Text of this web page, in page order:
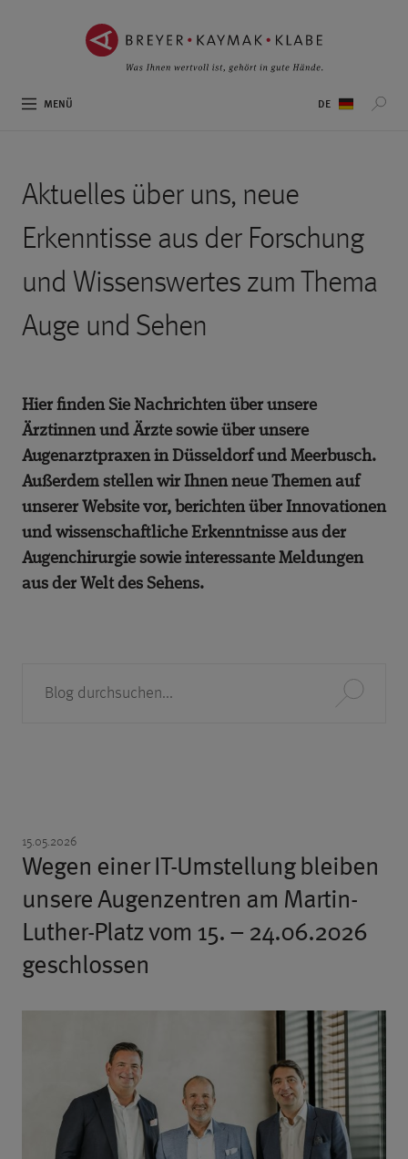
MENÜ
Aktuelles über uns, neue
Erkenntisse aus der Forschung
und Wissenswertes zum Thema
Auge und Sehen
Hier finden Sie Nachrichten über unsere
Ärztinnen und Ärzte sowie über unsere
Augenarztpraxen in Düsseldorf und Meerbusch.
Außerdem stellen wir Ihnen neue Themen auf
unserer Website vor, berichten über Innovationen
und wissenschaftliche Erkenntnisse aus der
Augenchirurgie sowie interessante Meldungen
aus der Welt des Sehens.
15.05.2026
Wegen einer IT-Umstellung bleiben
unsere Augenzentren am Martin-
Luther-Platz vom 15. – 24.06.2026
geschlossen